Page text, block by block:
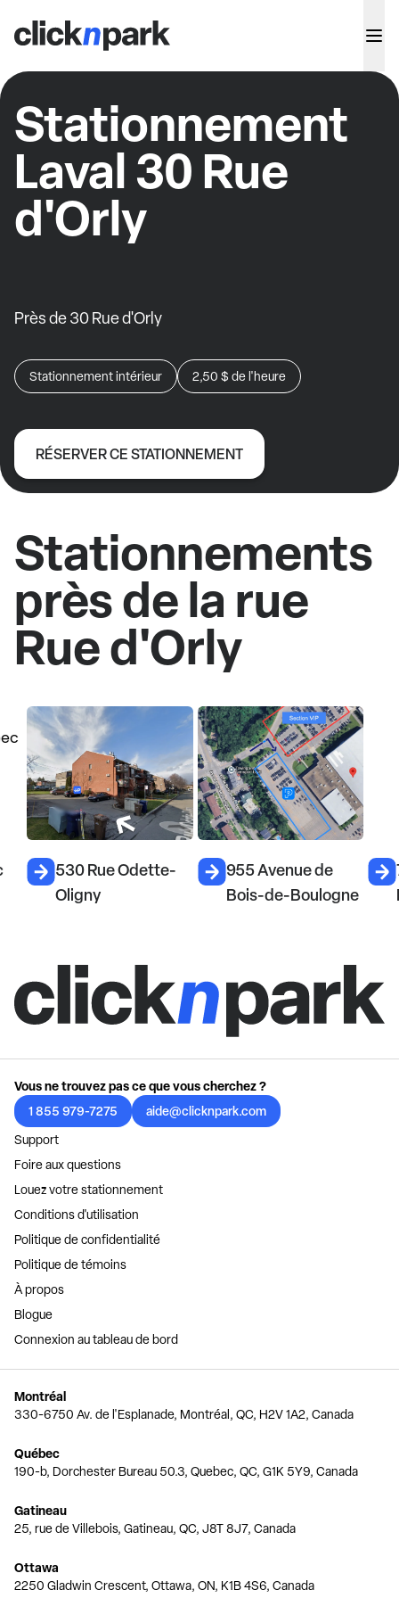
Stationnement
Laval 30 Rue
d'Orly
Près de 30 Rue d'Orly
Stationnement intérieur 2,50 $ de l'heure
RÉSERVER CE STATIONNEMENT
Stationnements
près de la rue
Rue d'Orly
530 Rue Odette-
Oligny
955 Avenue de
Bois-de-Boulogne
Vous ne trouvez pas ce que vous cherchez ?
1 855 979-7275
aide@clicknpark.com
Support
Foire aux questions
Louez votre stationnement
Conditions d'utilisation
Politique de confidentialité
Politique de témoins
À propos
Blogue
Connexion au tableau de bord
Montréal
330-6750 Av. de l'Esplanade, Montréal, QC, H2V 1A2, Canada
Québec
190-b, Dorchester Bureau 50.3, Quebec, QC, G1K 5Y9, Canada
Gatineau
25, rue de Villebois, Gatineau, QC, J8T 8J7, Canada
Ottawa
2250 Gladwin Crescent, Ottawa, ON, K1B 4S6, Canada